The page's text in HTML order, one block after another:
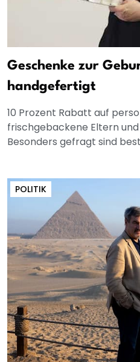
Geschenke zur
handgefertigt
10 Prozent Rabatt auf
frischgebackene Eltern
Besonders gefragt sind
POLITIK